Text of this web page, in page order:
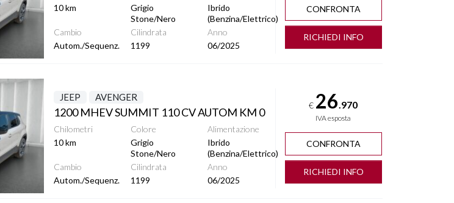
10 km
Grigio
Stone/Nero
Ibrido
(Benzina/Elettrico)
Cambio
Autom./Sequenz.
Cilindrata
1199
Anno
06/2025
CONFRONTA
RICHIEDI INFO
JEEP AVENGER
1200 MHEV SUMMIT 110 CV AUTOM KM 0
Chilometri
10 km
Colore
Grigio
Stone/Nero
Alimentazione
Ibrido
(Benzina/Elettrico)
Cambio
Autom./Sequenz.
Cilindrata
1199
Anno
06/2025
€ 26 .970
IVA esposta
CONFRONTA
RICHIEDI INFO